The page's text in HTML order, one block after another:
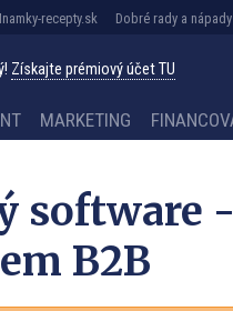
recepty.sk Dobré rady a nápady
Získajte prémiový účet TU
MARKETING
software -
B2B